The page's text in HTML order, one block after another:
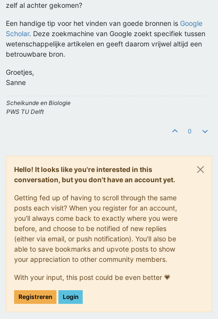
zelf al achter gekomen?
Een handige tip voor het vinden van goede bronnen is Google
Scholar. Deze zoekmachine van Google zoekt specifiek tussen
wetenschappelijke artikelen en geeft daarom vrijwel altijd een
betrouwbare bron.
Groetjes,
Sanne
Scheikunde en Biologie
PWS TU Delft
0
Hello! It looks like you're interested in this
conversation, but you don't have an account yet.
Getting fed up of having to scroll through the same
posts each visit? When you register for an account,
you'll always come back to exactly where you were
before, and choose to be notified of new replies
(either via email, or push notification). You'll also be
able to save bookmarks and upvote posts to show
your appreciation to other community members.
With your input, this post could be even better 💗
Registreren Login